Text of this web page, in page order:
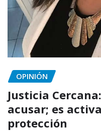
OPINIÓN
Justicia
acusar; es
protección